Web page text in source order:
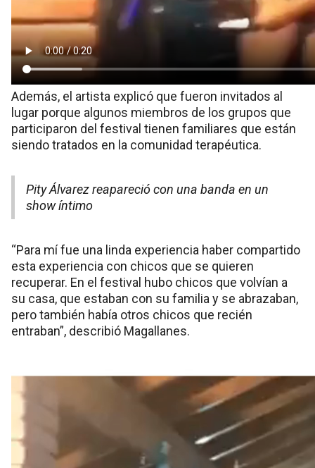
Además, el artista explicó que fueron invitados al
lugar porque algunos miembros de los grupos que
participaron del festival tienen familiares que están
siendo tratados en la comunidad terapéutica.
Pity Álvarez reapareció con una banda en un
show íntimo
“Para mí fue una linda experiencia haber compartido
esta experiencia con chicos que se quieren
recuperar. En el festival hubo chicos que volvían a
su casa, que estaban con su familia y se abrazaban,
pero también había otros chicos que recién
entraban”, describió Magallanes.